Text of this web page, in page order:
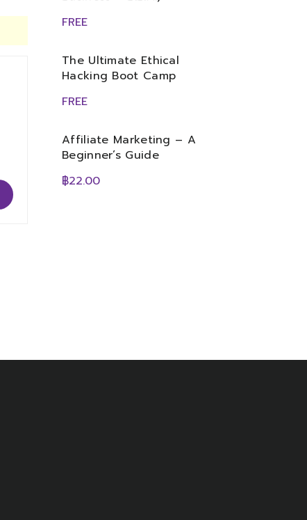
FREE
The Ultimate Ethical
Hacking Boot Camp
FREE
Affiliate Marketing – A
Beginner’s Guide
฿22.00